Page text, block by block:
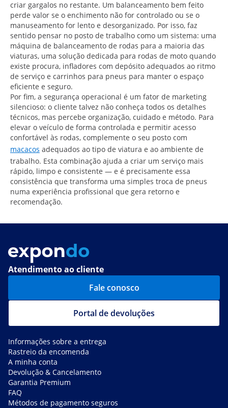
criar gargalos no restante. Um balanceamento bem feito
perde valor se o enchimento não for controlado ou se o
manuseamento for lento e desorganizado. Por isso, faz
sentido pensar no posto de trabalho como um sistema: uma
máquina de balanceamento de rodas para a maioria das
viaturas, uma solução dedicada para rodas de moto quando
existe procura, infladores com depósito adequados ao ritmo
de serviço e carrinhos para pneus para manter o espaço
eficiente e seguro.
Por fim, a segurança operacional é um fator de marketing
silencioso: o cliente talvez não conheça todos os detalhes
técnicos, mas percebe organização, cuidado e método. Para
elevar o veículo de forma controlada e permitir acesso
confortável às rodas, complemente o seu posto com
macacos adequados ao tipo de viatura e ao ambiente de
trabalho. Esta combinação ajuda a criar um serviço mais
rápido, limpo e consistente — e é precisamente essa
consistência que transforma uma simples troca de pneus
numa experiência profissional que gera retorno e
recomendação.
Atendimento ao cliente
Fale conosco
Portal de devoluções
Informações sobre a entrega
Rastreio da encomenda
A minha conta
Devolução & Cancelamento
Garantia Premium
FAQ
Métodos de pagamento seguros